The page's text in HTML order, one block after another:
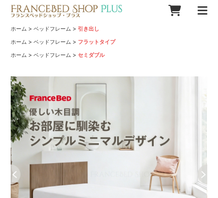
ホーム >ベッドフレーム > 引き出し
ホーム >ベッドフレーム > フラットタイプ
ホーム >ベッドフレーム >セミダブル